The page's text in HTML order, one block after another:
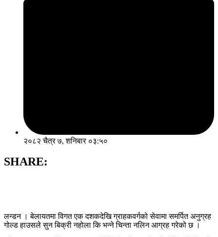
२०८२ चैत्र ७, शनिबार ०३:५०
SHARE:
लन्डन । बेलायतमा विगत एक दशकदेखि ग्राहकवर्गको सेवामा समर्पित अनुग्रह
गोल्ड हाउसले सुन बिक्री नहोला कि भन्ने चिन्ता नलिन आग्रह गरेको छ ।